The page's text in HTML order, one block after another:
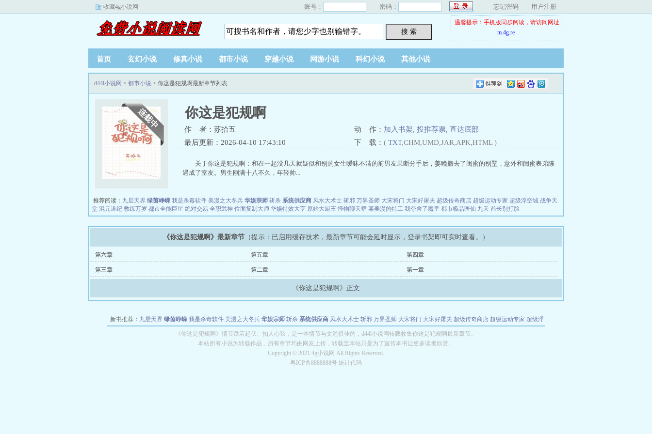
收藏4g小说网 账号： 密码： 忘记密码 用户注册
搜 索
温馨提示：手机版同步阅读，请访问网址
m.4g.re
首页 玄幻小说 修真小说 都市小说 穿越小说 网游小说 科幻小说 其他小说
d44l小说网 > 都市小说 > 你这是犯规啊最新章节列表
你这是犯规啊
作 者：苏拾五 动 作： 加入书架, 投推荐票, 直达底部
最后更新：2026-04-10 17:43:10
下 载： ( TXT,CHM,UMD,JAR,APK,HTML )
关于你这是犯规啊：和在一起没几天就疑似和别的女生暧昧不清的前男友果断分手后，姜晚搬去了闺蜜的别墅，意外和闺蜜表弟陈
遇成了室友。男生刚满十八不久，年轻帅...
推荐阅读： 九层天界 绿茵峥嵘 我是杀毒软件 美漫之大冬兵 华娱宗师 斩杀 系统供应商 风水大术士 斩邪 万界圣师 大宋将门 大宋好屠夫 超级传奇商店 超级运动专家 超级浮空城 战争天
堂 混元道纪 教练万岁 都市全能巨星 绝对交易 全职武神 位面复制大师 华娱特效大亨 原始大厨王 怪物聊天群 某美漫的特工 我夺舍了魔皇 都市极品医仙 九天 酋长别打脸
《你这是犯规啊》最新章节 （提示：已启用缓存技术，最新章节可能会延时显示，登录书架即可实时查看。）
第六章 第五章 第四章
第三章 第二章 第一章
《你这是犯规啊》正文
新书推荐： 九层天界 绿茵峥嵘 我是杀毒软件 美漫之大冬兵 华娱宗师 斩杀 系统供应商 风水大术士 斩邪 万界圣师 大宋将门 大宋好屠夫 超级传奇商店 超级运动专家 超级浮
教练万岁 都市全能巨星 绝对交易 全职武神 位面复制大师 华娱特效大亨 原始大厨王 怪物聊天群 某美漫的特工 我夺舍了魔皇
长别打脸
《你这是犯规啊》情节跌宕起伏、扣人心弦，是一本情节与文笔俱佳的，d44l小说网转载收集你这是犯规啊最新章节。
本站所有小说为转载作品，所有章节均由网友上传，转载至本站只是为了宣传本书让更多读者欣赏。
Copyright © 2021 4g小说网 All Rights Reserved.
粤ICP备8888888号 统计代码